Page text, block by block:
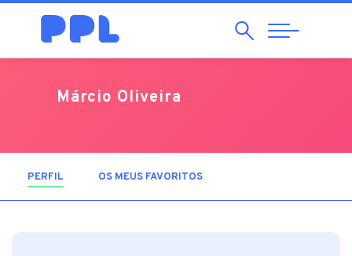
Pesquisar
Abrir
Navegação
Márcio Oliveira
PERFIL (SEPARADOR ATIVO)
OS MEUS FAVORITOS